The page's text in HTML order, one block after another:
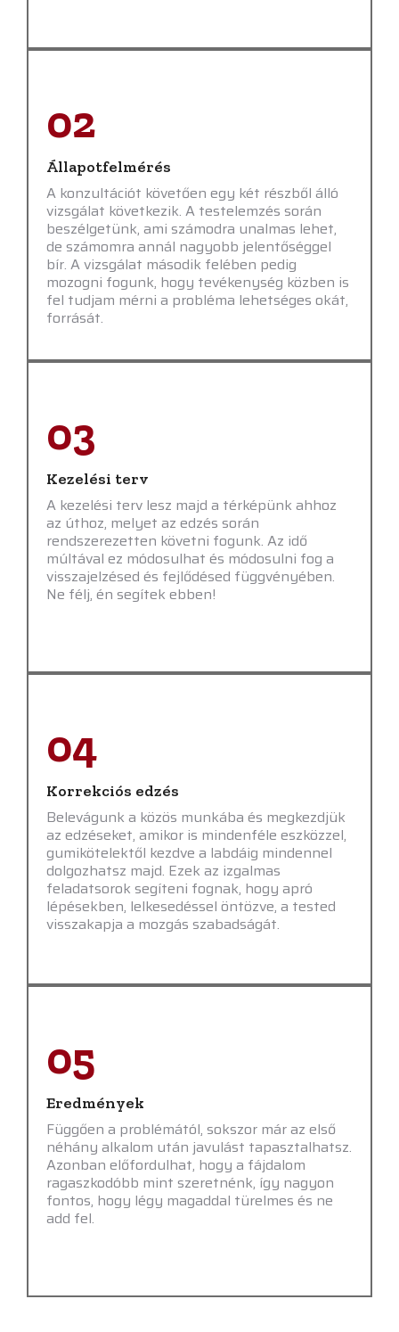
02
Állapotfelmérés
A konzultációt követően egy két részből álló
vizsgálat következik. A testelemzés során
beszélgetünk, ami számodra unalmas lehet,
de számomra annál nagyobb jelentőséggel
bír. A vizsgálat második felében pedig
mozogni fogunk, hogy tevékenység közben is
fel tudjam mérni a probléma lehetséges okát,
forrását.
03
Kezelési terv
A kezelési terv lesz majd a térképünk ahhoz
az úthoz, melyet az edzés során
rendszerezetten követni fogunk. Az idő
múltával ez módosulhat és módosulni fog a
visszajelzésed és fejlődésed függvényében.
Ne félj, én segítek ebben!
04
Korrekciós edzés
Belevágunk a közös munkába és megkezdjük
az edzéseket, amikor is mindenféle eszközzel,
gumikötelektől kezdve a labdáig mindennel
dolgozhatsz majd. Ezek az izgalmas
feladatsorok segíteni fognak, hogy apró
lépésekben, lelkesedéssel öntözve, a tested
visszakapja a mozgás szabadságát.
05
Eredmények
Függően a problémától, sokszor már az első
néhány alkalom után javulást tapasztalhatsz.
Azonban előfordulhat, hogy a fájdalom
ragaszkodóbb mint szeretnénk, így nagyon
fontos, hogy légy magaddal türelmes és ne
add fel.